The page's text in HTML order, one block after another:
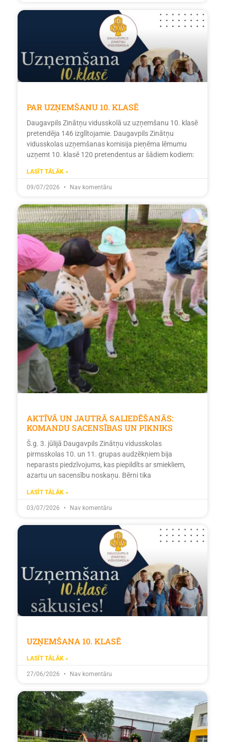
PAR UZŅEMŠANU 10. KLASĒ
Daugavpils Zinātņu vidusskolā uz uzņemšanu 10. klasē
pretendēja 146 izglītojamie. Daugavpils Zinātņu
vidusskolas uzņemšanas komisija pieņēma lēmumu
uzņemt 10. klasē 120 pretendentus ar šādiem kodiem:
LASĪT TĀLĀK »
09/07/2026 Nav komentāru
AKTĪVĀ UN JAUTRĀ SALIEDĒŠANĀS:
KOMANDU SACENSĪBAS UN PIKNIKS
Š.g. 3. jūlijā Daugavpils Zinātņu vidusskolas
pirmsskolas 10. un 11. grupas audzēkņiem bija
neparasts piedzīvojums, kas piepildīts ar smiekliem,
azartu un sacensību noskaņu. Bērni tika
LASĪT TĀLĀK »
03/07/2026 Nav komentāru
UZŅEMŠANA 10. KLASĒ
LASĪT TĀLĀK »
27/06/2026 Nav komentāru